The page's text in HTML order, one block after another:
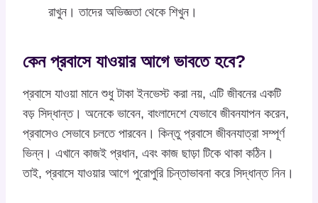
রাখুন। তাদের অভিজ্ঞতা থেকে শিখুন।
কেন প্রবাসে যাওয়ার আগে ভাবতে হবে?
প্রবাসে যাওয়া মানে শুধু টাকা ইনভেস্ট করা নয়, এটি জীবনের একটি
বড় সিদ্ধান্ত। অনেকে ভাবেন, বাংলাদেশে যেভাবে জীবনযাপন করেন,
প্রবাসেও সেভাবে চলতে পারবেন। কিন্তু প্রবাসে জীবনযাত্রা সম্পূর্ণ
ভিন্ন। এখানে কাজই প্রধান, এবং কাজ ছাড়া টিকে থাকা কঠিন।
তাই, প্রবাসে যাওয়ার আগে পুরোপুরি চিন্তাভাবনা করে সিদ্ধান্ত নিন।